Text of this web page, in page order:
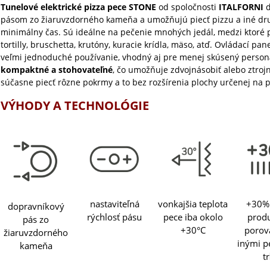
Tunelové elektrické pizza pece STONE od spoločnosti ITALFORNI
pásom zo žiaruvzdorného kameňa a umožňujú piecť pizzu a iné
minimálny čas. Sú ideálne na pečenie mnohých jedál, medzi ktoré
tortilly, bruschetta, krutóny, kuracie krídla, mäso, atď. Ovládací
veľmi jednoduché používanie, vhodný aj pre menej skúsený
kompaktné a stohovateľné, čo umožňuje zdvojnásobiť alebo
súčasne piecť rôzne pokrmy a to bez rozšírenia plochy určenej na
VÝHODY A TECHNOLÓGIE
dopravníkový
pás zo
žiaruvzdorného
kameňa
nastaviteľná
rýchlosť pásu
vonkajšia teplota
pece iba okolo
+30°C
inými